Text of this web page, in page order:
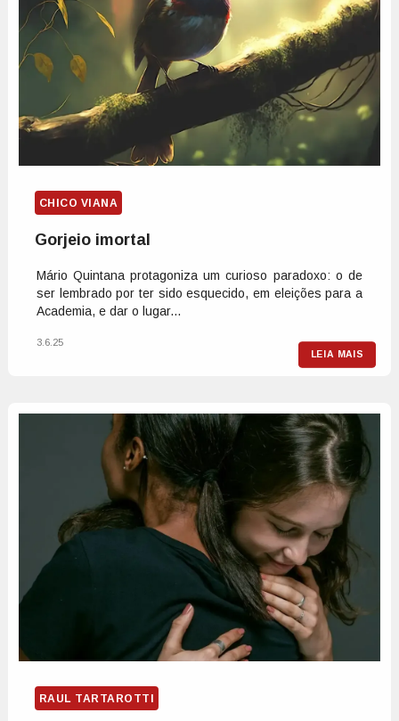
CHICO VIANA
Gorjeio imortal
Mário Quintana protagoniza um curioso paradoxo: o de
ser lembrado por ter sido esquecido, em eleições para a
Academia, e dar o lugar...
LEIA MAIS
3.6.25
RAUL TARTAROTTI